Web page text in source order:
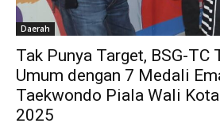
Daerah
Tak Punya Target, BSG-TC
Umum dengan 7 Medali
Taekwondo Piala Wali
2025